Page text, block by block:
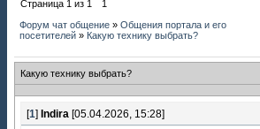
Страница 1 из 1
1
Форум чат общение » Общения портала и его
посетителей » Какую технику выбрать?
Какую технику выбрать?
[1] Indira [05.04.2026, 15:28]